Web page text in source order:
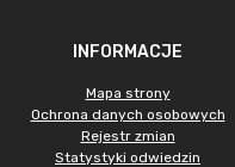
INFORMACJE
Mapa strony
Ochrona danych osobowych
Rejestr zmian
Statystyki odwiedzin